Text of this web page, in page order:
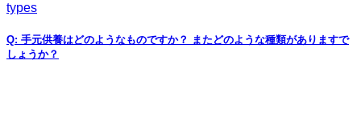
Q: 手元供養はどのようなものですか？ またどのような種類がありますで
しょうか？